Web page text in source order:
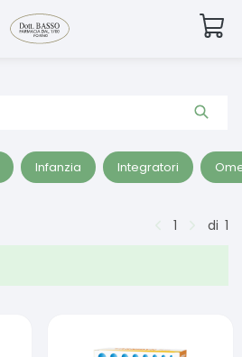
Infanzia Integratori
1 di 1